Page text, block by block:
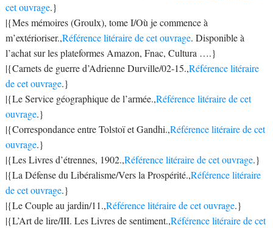
cet ouvrage.}
|{Mes mémoires (Groulx), tome I/Où je commence à
m’extérioriser.,Référence litéraire de cet ouvrage. Disponible à
l’achat sur les plateformes Amazon, Fnac, Cultura ….}
|{Carnets de guerre d’Adrienne Durville/02-15.,Référence litéraire
de cet ouvrage.}
|{Le Service géographique de l’armée.,Référence litéraire de cet
ouvrage.}
|{Correspondance entre Tolstoï et Gandhi.,Référence litéraire de cet
ouvrage.}
|{Les Livres d’étrennes, 1902.,Référence litéraire de cet ouvrage.}
|{La Défense du Libéralisme/Vers la Prospérité.,Référence litéraire
de cet ouvrage.}
|{Le Couple au jardin/11.,Référence litéraire de cet ouvrage.}
|{L’Art de lire/III. Les Livres de sentiment.,Référence litéraire de cet